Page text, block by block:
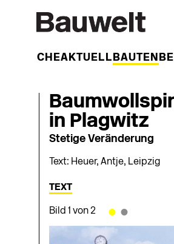
WOCHEAKTUELL BAUTEN
in Plagwitz
Stetige Veränderung
Text: Heuer, Antje, Leipzig
TEXT
Bild 1 von 2 ••